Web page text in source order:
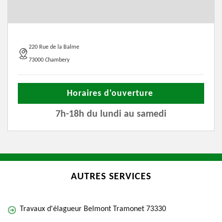
220 Rue de la Balme
73000 Chambery
Horaires d'ouverture
7h-18h du lundi au samedi
AUTRES SERVICES
Travaux d'élagueur Belmont Tramonet 73330